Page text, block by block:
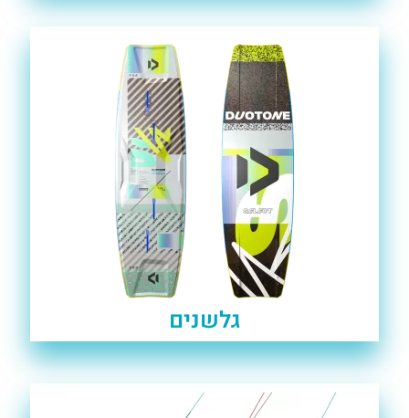
גלשנים